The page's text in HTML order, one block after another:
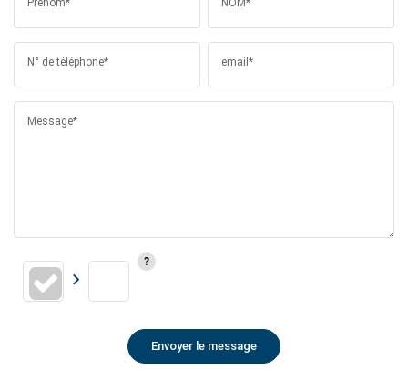
N° de téléphone* email*
Message*
Envoyer le message